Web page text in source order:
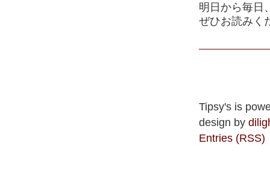
明日から毎日
ぜひお読みく
Tipsy's is
design by
Entries (RSS)